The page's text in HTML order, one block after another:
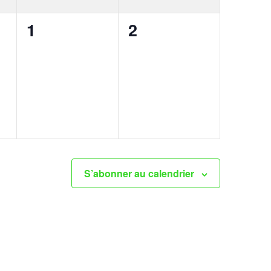
0
1
0
2
S’abonner au calendrier